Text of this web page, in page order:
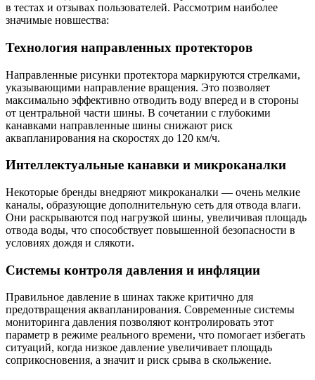
в тестах и отзывах пользователей. Рассмотрим наиболее
значимые новшества:
Технология направленных протекторов
Направленные рисунки протектора маркируются стрелками,
указывающими направление вращения. Это позволяет
максимально эффективно отводить воду вперед и в стороны
от центральной части шины. В сочетании с глубокими
канавками направленные шины снижают риск
аквапланирования на скоростях до 120 км/ч.
Интеллектуальные канавки и микроканалки
Некоторые бренды внедряют микроканалки — очень мелкие
каналы, образующие дополнительную сеть для отвода влаги.
Они раскрываются под нагрузкой шины, увеличивая площадь
отвода воды, что способствует повышенной безопасности в
условиях дождя и слякоти.
Системы контроля давления и инфляции
Правильное давление в шинах также критично для
предотвращения аквапланирования. Современные системы
мониторинга давления позволяют контролировать этот
параметр в режиме реального времени, что помогает избегать
ситуаций, когда низкое давление увеличивает площадь
соприкосновения, а значит и риск срыва в скольжение.